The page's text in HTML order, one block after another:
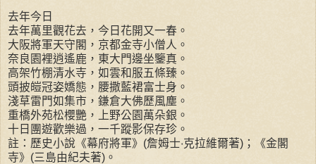
去年今日
去年萬里觀花去，今日花開又一春。
大阪將軍天守閣，京都金寺小僧人。
奈良園裡逍遙鹿，東大門邊坐鑒真。
高架竹棚清水寺，如雲和服五條臻。
頭披皚冠姿嬌態，腰撒藍裙富士身。
淺草雷門如集市，鎌倉大佛歷風塵。
重橋外苑松櫻艷，上野公園萬朵銀。
十日團遊歡樂過，一千蹤影保存珍。
註：歷史小說《幕府將軍》(詹姆士‧克拉維爾著)；《金閣
寺》(三島由紀夫著)。